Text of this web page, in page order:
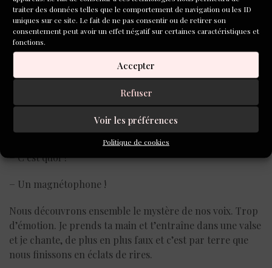
traiter des données telles que le comportement de navigation ou les ID
uniques sur ce site. Le fait de ne pas consentir ou de retirer son
consentement peut avoir un effet négatif sur certaines caractéristiques et
fonctions.
Accepter
Refuser
Voir les préférences
Politique de cookies
œil gauche (Une balafre de folie au-dessus de l’œil,
écrivait Violette Leduc), à l’insolence de celles qui ne
craignent ni Dieu, ni maître ?
1959 : une maison aménagée dans des caves de tuffeau.
SA maison.
Des sons, des voix sortent d’un appareil : d’abord sa voix
puis la mienne. Ta voix de petite fille rieuse, insouciante,
et ma voix plus sombre, voilée, retenue.
− C’est quoi ?
− Un magnétophone !
Nous découvrons ensemble le mystère de nos voix. Trop
d’émotion. Je prends ta main et t’entraîne dans une valse
et je chante, de plus en plus faux et c’est par terre que
nous finissons en éclats de rires.